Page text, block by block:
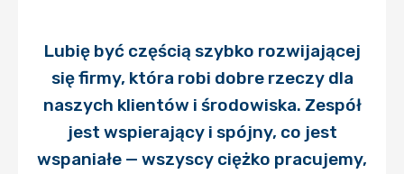
Lubię być częścią szybko rozwijającej
się firmy, która robi dobre rzeczy dla
naszych klientów i środowiska. Zespół
jest wspierający i spójny, co jest
wspaniałe — wszyscy ciężko pracujemy,